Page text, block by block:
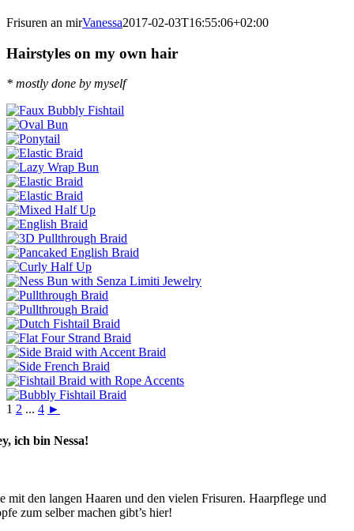
Frisuren an mirVanessa2017-02-03T16:55:06+02:00
Hairstyles on my own hair
* mostly done by myself
1 2 ... 4 ►
ich bin Nessa!
mit den langen Haaren und den vielen Frisuren. Haarpflege und
zum selber machen gibt’s hier!